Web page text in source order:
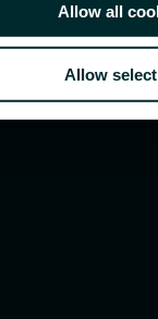
Allow all
Allow